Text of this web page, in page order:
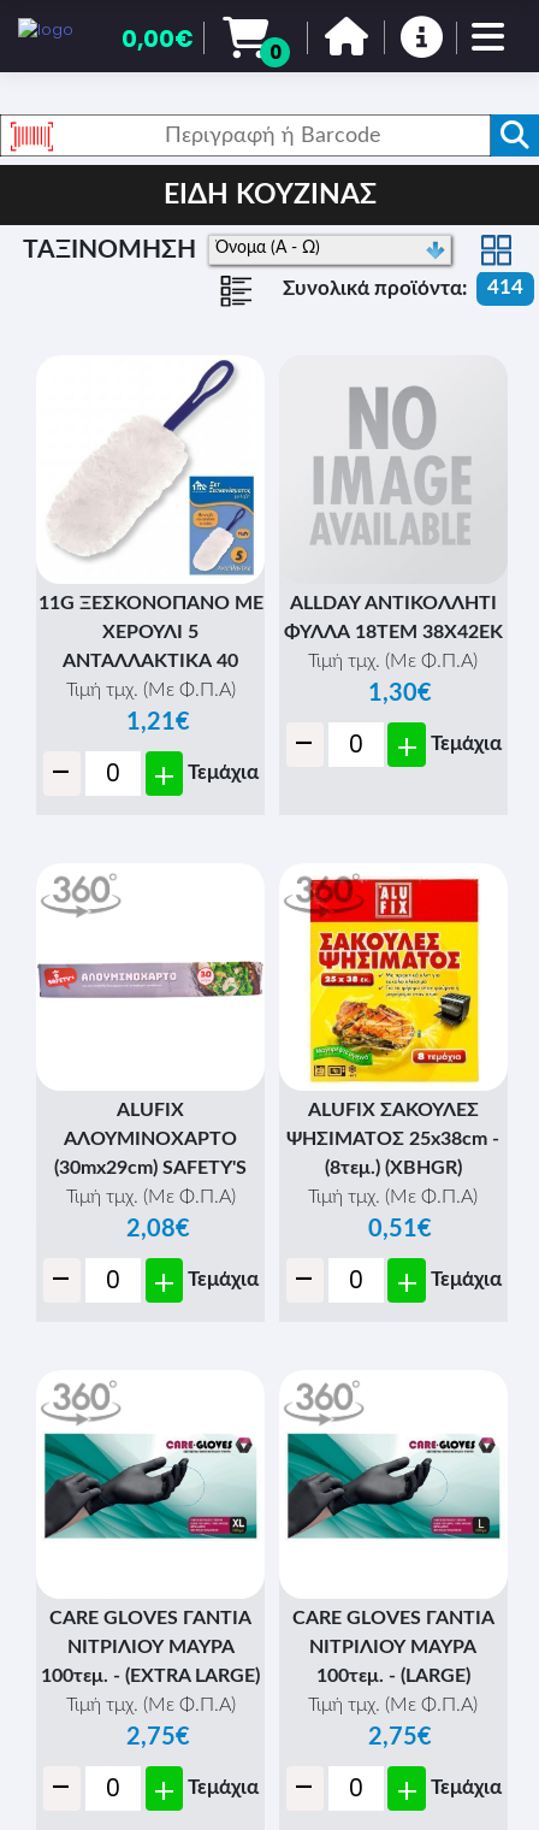
0,00€ 0
ΕΙΔΗ ΚΟΥΖΙΝΑΣ
ΤΑΞΙΝΟΜΗΣΗ
Συνολικά προϊόντα: 414
11G ΞΕΣΚΟΝΟΠΑΝΟ ΜΕ
ΧΕΡΟΥΛΙ 5
ΑΝΤΑΛΛΑΚΤΙΚΑ 40
Τιμή τμχ. (Με Φ.Π.Α)
1,21€
- + Τεμάχια
ALLDAY ΑΝΤΙΚΟΛΛΗΤΙ
ΦΥΛΛΑ 18ΤΕΜ 38Χ42ΕΚ
Τιμή τμχ. (Με Φ.Π.Α)
1,30€
- + Τεμάχια
ALUFIX
ΑΛΟΥΜΙΝΟΧΑΡΤΟ
(30mx29cm) SAFETY'S
Τιμή τμχ. (Με Φ.Π.Α)
2,08€
- + Τεμάχια
ALUFIX ΣΑΚΟΥΛΕΣ
ΨΗΣΙΜΑΤΟΣ 25x38cm -
(8τεμ.) (XBHGR)
Τιμή τμχ. (Με Φ.Π.Α)
0,51€
- + Τεμάχια
CARE GLOVES ΓΑΝΤΙΑ
ΝΙΤΡΙΛΙΟΥ ΜΑΥΡΑ
100τεμ. - (EXTRA LARGE)
Τιμή τμχ. (Με Φ.Π.Α)
2,75€
- + Τεμάχια
CARE GLOVES ΓΑΝΤΙΑ
ΝΙΤΡΙΛΙΟΥ ΜΑΥΡΑ
100τεμ. - (LARGE)
Τιμή τμχ. (Με Φ.Π.Α)
2,75€
- + Τεμάχια